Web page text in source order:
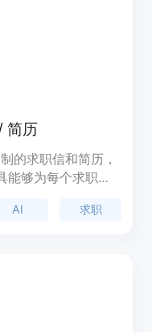
简历
的求职信和简历，
能够为每个求职申
使用 Instawrite 来
AI 求职